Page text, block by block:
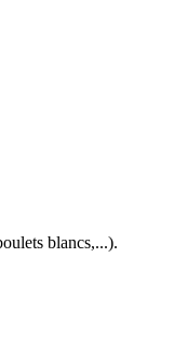
blancs,...).